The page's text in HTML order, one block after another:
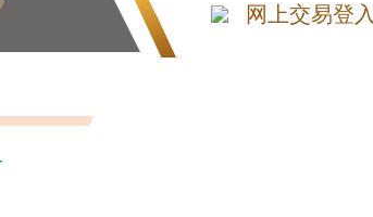
网上交易登入